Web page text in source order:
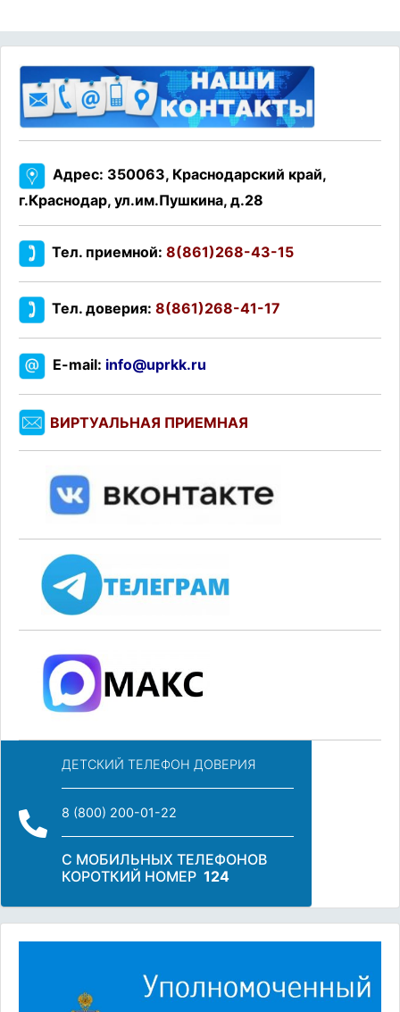
Адрес: 350063, Краснодарский край,
г.Краснодар, ул.им.Пушкина, д.28
Тел. приемной: 8(861)268-43-15
Тел. доверия: 8(861)268-41-17
E-mail: info@uprkk.ru
ВИРТУАЛЬНАЯ ПРИЕМНАЯ
ДЕТСКИЙ ТЕЛЕФОН ДОВЕРИЯ
8 (800) 200-01-22
С МОБИЛЬНЫХ ТЕЛЕФОНОВ
КОРОТКИЙ НОМЕР 124